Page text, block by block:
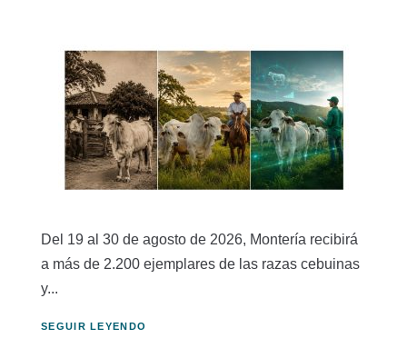
Del 19 al 30 de agosto de 2026, Montería recibirá
a más de 2.200 ejemplares de las razas cebuinas
y...
SEGUIR LEYENDO